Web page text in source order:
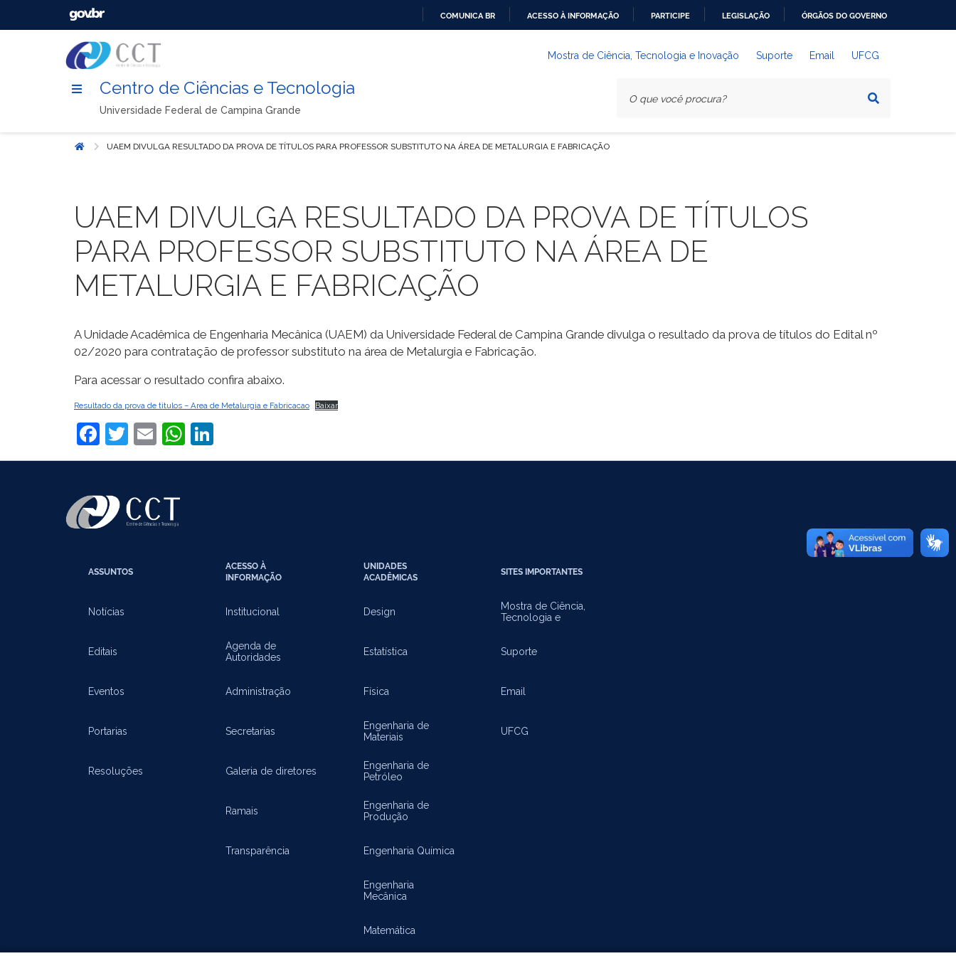
COMUNICA BR ACESSO À INFORMAÇÃO PARTICIPE LEGISLAÇÃO ÓRGÃOS DO GOVERNO
Mostra de Ciência, Tecnologia e Inovação Suporte Email UFCG
Centro de Ciências e Tecnologia
Universidade Federal de Campina Grande
Início UAEM DIVULGA RESULTADO DA PROVA DE TÍTULOS PARA PROFESSOR SUBSTITUTO NA ÁREA DE METALURGIA E FABRICAÇÃO
UAEM DIVULGA RESULTADO DA PROVA DE TÍTULOS
PARA PROFESSOR SUBSTITUTO NA ÁREA DE
METALURGIA E FABRICAÇÃO
A Unidade Acadêmica de Engenharia Mecânica (UAEM) da Universidade Federal de Campina Grande divulga o resultado da prova de títulos do Edital nº
02/2020 para contratação de professor substituto na área de Metalurgia e Fabricação.
Para acessar o resultado confira abaixo.
Resultado da prova de titulos – Area de Metalurgia e Fabricacao Baixar
Facebook
Twitter
EmailWhatsApp
ASSUNTOS
Notícias
Editais
Eventos
Portarias
Resoluções
ACESSO À
INFORMAÇÃO
Institucional
Agenda de
Autoridades
Administração
Secretarias
Galeria de diretores
Ramais
Transparência
UNIDADES
ACADÊMICAS
Design
Estatística
Física
Engenharia de
Materiais
Engenharia de
Petróleo
Engenharia de
Produção
Engenharia Química
Engenharia
Mecânica
Matemática
SITES IMPORTANTES
Mostra de Ciência,
Tecnologia e
Suporte
Email
UFCG